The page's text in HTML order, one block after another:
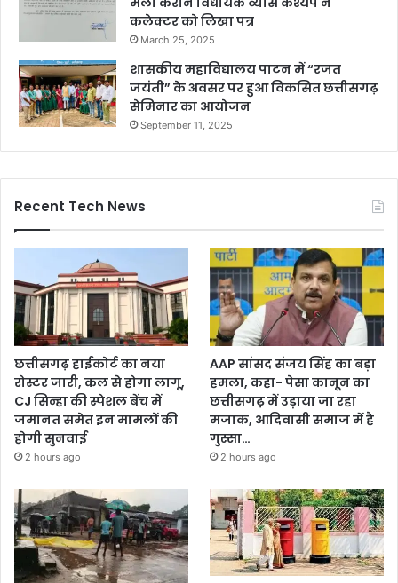
कलेक्टर को लिखा पत्र
March 25, 2025
शासकीय महाविद्यालय पाटन में “रजत
जयंती” के अवसर पर हुआ विकसित छत्तीसगढ़
सेमिनार का आयोजन
September 11, 2025
Recent Tech News
छत्तीसगढ़ हाईकोर्ट का नया
रोस्टर जारी, कल से होगा लागू,
CJ सिन्हा की स्पेशल बेंच में
जमानत समेत इन मामलों की
होगी सुनवाई
2 hours ago
AAP सांसद संजय सिंह का बड़ा
हमला, कहा- पेसा कानून का
छत्तीसगढ़ में उड़ाया जा रहा
मजाक, आदिवासी समाज में है
गुस्सा…
2 hours ago